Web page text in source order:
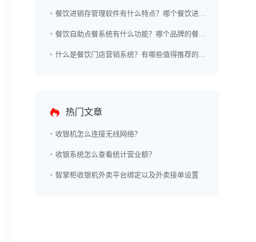
餐饮进销存管理软件有什么特点？哪个餐饮进销存管理软件好用？
餐饮自助点餐系统有什么功能？哪个品牌的餐饮自助点餐系统更好？
什么是餐饮门店营销系统？有哪些值得推荐的品牌？
热门文章
收银机怎么连接无线网络？
收银系统怎么查看统计营业额？
智掌柜收银机外卖平台绑定以及外卖接单设置